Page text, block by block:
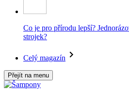
Co je pro přírodu lepší?
strojek?
Celý magazín
Přejít na menu